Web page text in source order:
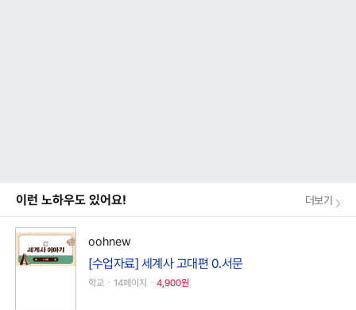
이런 노하우도 있어요! 더보기
oohnew
[수업자료] 세계사 고대편 0.서문
학교ㆍ14페이지ㆍ 4,900원